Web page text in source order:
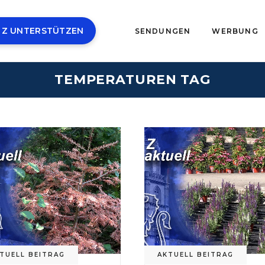
UNTERSTÜTZEN SENDUNGEN WERBUNG
TEMPERATUREN TAG
BEITRAG AKTUELL BEITRAG